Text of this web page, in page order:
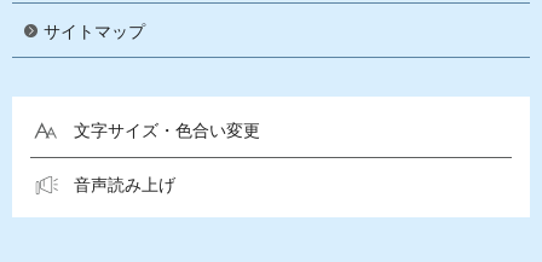
サイトマップ
文字サイズ・色合い変更
音声読み上げ